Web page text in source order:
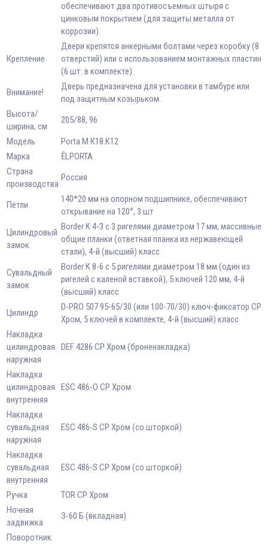
обеспечивают два противосъемных штыря с
цинковым покрытием (для защиты металла от
коррозии).
Крепление
Двери крепятся анкерными болтами через коробку (8
отверстий) или с использованием монтажных пластин
(6 шт. в комплекте).
Внимание!
Дверь предназначена для установки в тамбуре или
под защитным козырьком.
Высота/
ширина, см
205/88, 96
Модель
Porta M К18.K12
Марка
ĒLPORTA
Страна
производства
Россия
Петли
140*20 мм на опорном подшипнике, обеспечивают
открывание на 120°, 3 шт
Цилиндровый
замок
Border K 4-3 с 3 ригелями диаметром 17 мм, массивные
общие планки (ответная планка из нержавеющей
стали), 4-й (высший) класс
Сувальдный
замок
Border K 8-6 с 5 ригелями диаметром 18 мм (один из
ригелей с каленой вставкой), 5 ключей 120 мм, 4-й
(высший) класс
Цилиндр
D-PRO 507 95-65/30 (или 100-70/30) ключ-фиксатор CP
Хром, 5 ключей в комплекте, 4-й (высший) класс
Накладка
цилиндровая
наружная
DEF 4286 CP Хром (броненакладка)
Накладка
цилиндровая
внутренняя
ESC 486-О CP Хром
Накладка
сувальдная
наружная
ESC 486-S CP Хром (со шторкой)
Накладка
сувальдная
внутренняя
ESC 486-S CP Хром (со шторкой)
Ручка
TOR СР Хром
Ночная
задвижка
З-60 Б (вкладная)
Поворотник